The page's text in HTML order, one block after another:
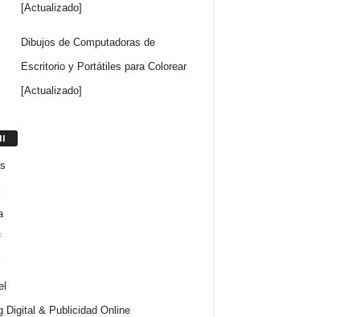
[Actualizado]
Dibujos de Computadoras de
Escritorio y Portátiles para Colorear
[Actualizado]
Digital & Publicidad Online